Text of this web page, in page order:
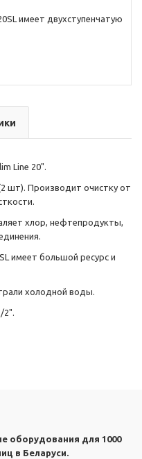
имеет двухступенчатую
Line 20".
шт). Производит очистку от
хлор, нефтепродукты,
имеет большой ресурс и
холодной воды.
2".
оборудования для 1000
в Беларуси.